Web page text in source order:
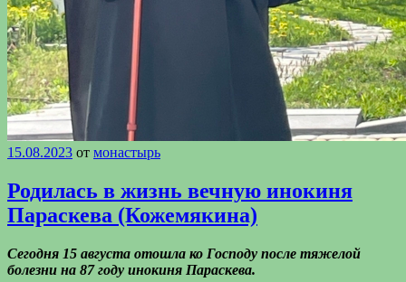
15.08.2023 от монастырь
Родилась в жизнь вечную инокиня
Параскева (Кожемякина)
Сегодня 15 августа отошла ко Господу после тяжелой
болезни на 87 году инокиня Параскева.